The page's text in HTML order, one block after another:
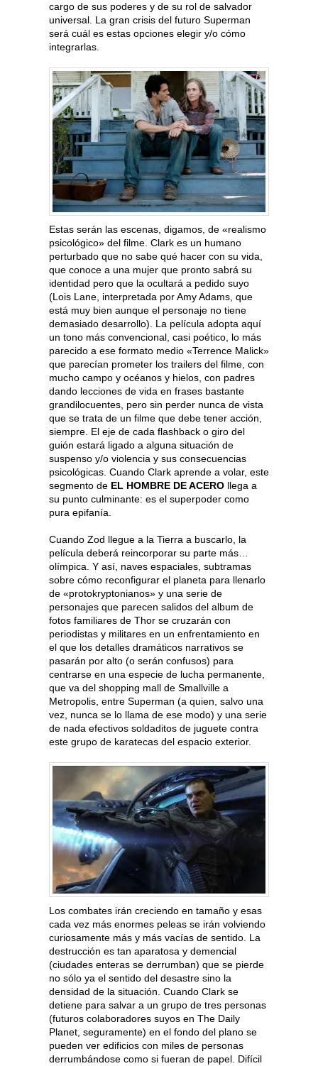
cargo de sus poderes y de su rol de salvador
universal. La gran crisis del futuro Superman
será cuál es estas opciones elegir y/o cómo
integrarlas.
Estas serán las escenas, digamos, de «realismo
psicológico» del filme. Clark es un humano
perturbado que no sabe qué hacer con su vida,
que conoce a una mujer que pronto sabrá su
identidad pero que la ocultará a pedido suyo
(Lois Lane, interpretada por Amy Adams, que
está muy bien aunque el personaje no tiene
demasiado desarrollo). La película adopta aquí
un tono más convencional, casi poético, lo más
parecido a ese formato medio «Terrence Malick»
que parecían prometer los trailers del filme, con
mucho campo y océanos y hielos, con padres
dando lecciones de vida en frases bastante
grandilocuentes, pero sin perder nunca de vista
que se trata de un filme que debe tener acción,
siempre. El eje de cada flashback o giro del
guión estará ligado a alguna situación de
suspenso y/o violencia y sus consecuencias
psicológicas. Cuando Clark aprende a volar, este
segmento de EL HOMBRE DE ACERO llega a
su punto culminante: es el superpoder como
pura epifanía.
Cuando Zod llegue a la Tierra a buscarlo, la
película deberá reincorporar su parte más…
olímpica. Y así, naves espaciales, subtramas
sobre cómo reconfigurar el planeta para llenarlo
de «protokryptonianos» y una serie de
personajes que parecen salidos del album de
fotos familiares de Thor se cruzarán con
periodistas y militares en un enfrentamiento en
el que los detalles dramáticos narrativos se
pasarán por alto (o serán confusos) para
centrarse en una especie de lucha permanente,
que va del shopping mall de Smallville a
Metropolis, entre Superman (a quien, salvo una
vez, nunca se lo llama de ese modo) y una serie
de nada efectivos soldaditos de juguete contra
este grupo de karatecas del espacio exterior.
Los combates irán creciendo en tamaño y esas
cada vez más enormes peleas se irán volviendo
curiosamente más y más vacías de sentido. La
destrucción es tan aparatosa y demencial
(ciudades enteras se derrumban) que se pierde
no sólo ya el sentido del desastre sino la
densidad de la situación. Cuando Clark se
detiene para salvar a un grupo de tres personas
(futuros colaboradores suyos en The Daily
Planet, seguramente) en el fondo del plano se
pueden ver edificios con miles de personas
derrumbándose como si fueran de papel. Difícil